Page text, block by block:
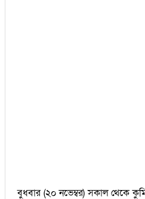
বুধবার (২০ নভেম্বর) সকাল থেকে